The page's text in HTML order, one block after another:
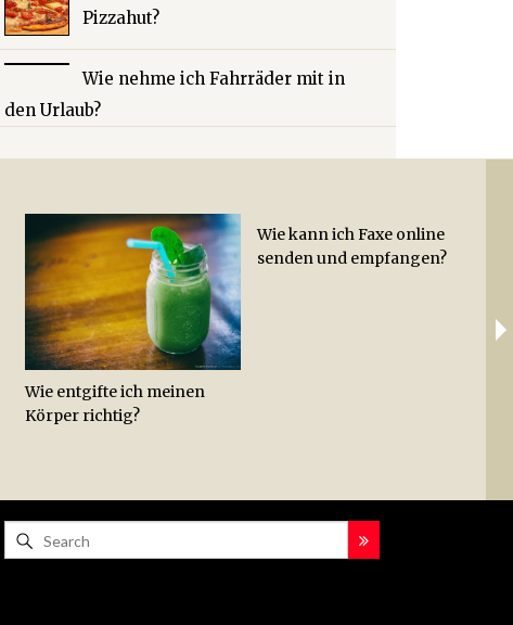
Pizzahut?
Wie nehme ich Fahrräder mit in
den Urlaub?
Wie entgifte ich meinen
Körper richtig?
Wie kann ich Faxe online
senden und empfangen?